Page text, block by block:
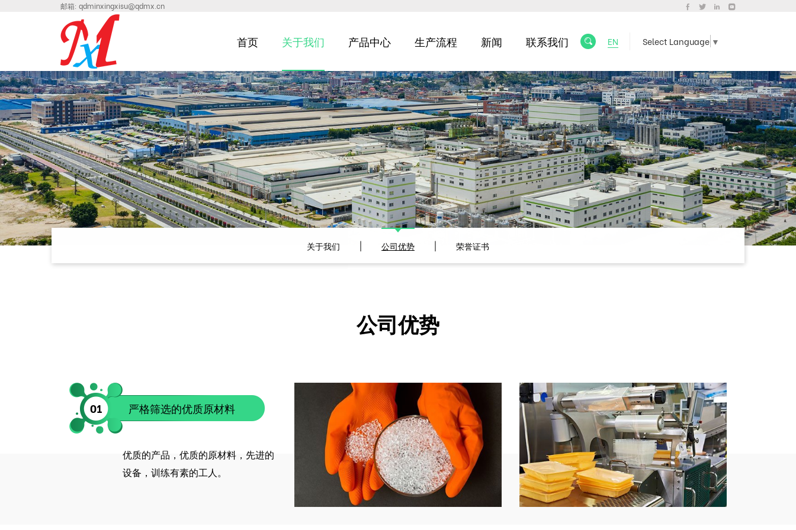
邮箱: qdminxingxisu@qdmx.cn
Select Language ▼
EN
首页 关于我们 产品中心 生产流程 新闻 联系我们
关于我们 公司优势 荣誉证书
公司优势
01 严格筛选的优质原材料
优质的产品，优质的原材料，先进的
设备，训练有素的工人。